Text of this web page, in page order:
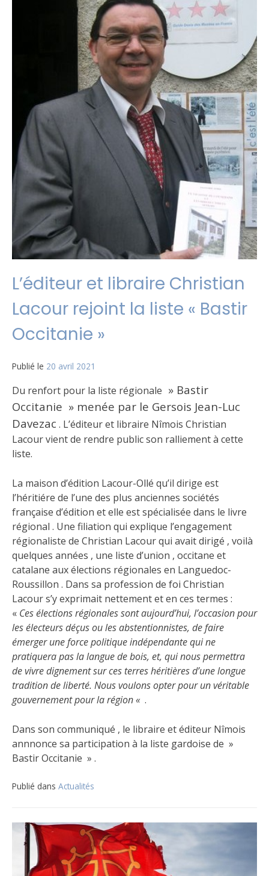
L’éditeur et libraire Christian
Lacour rejoint la liste « Bastir
Occitanie »
Publié le 20 avril 2021
Du renfort pour la liste régionale » Bastir
Occitanie » menée par le Gersois Jean-Luc
Davezac . L’éditeur et libraire Nîmois Christian
Lacour vient de rendre public son ralliement à cette
liste.
La maison d’édition Lacour-Ollé qu’il dirige est
l’héritiére de l’une des plus anciennes sociétés
française d’édition et elle est spécialisée dans le livre
régional . Une filiation qui explique l’engagement
régionaliste de Christian Lacour qui avait dirigé , voilà
quelques années , une liste d’union , occitane et
catalane aux élections régionales en Languedoc-
Roussillon . Dans sa profession de foi Christian
Lacour s’y exprimait nettement et en ces termes :
« Ces élections régionales sont aujourd’hui, l’occasion pour
les électeurs déçus ou les abstentionnistes, de faire
émerger une force politique indépen­dante qui ne
pratiquera pas la langue de bois, et, qui nous permettra
de vivre dignement sur ces terres héritières d’une longue
tradition de liberté. Nous voulons opter pour un véritable
gouver­nement pour la région « .
Dans son communiqué , le libraire et éditeur Nîmois
annnonce sa participation à la liste gardoise de »
Bastir Occitanie » .
Publié dans Actualités